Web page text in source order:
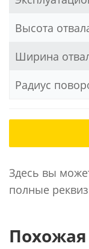
Высота
Ширина
Радиус
Здесь вы
полные